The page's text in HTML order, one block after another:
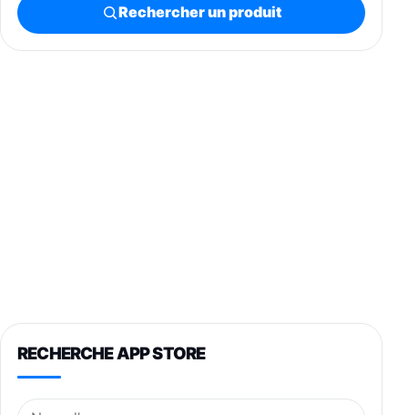
Rechercher un produit
RECHERCHE APP STORE
Nom de l’application